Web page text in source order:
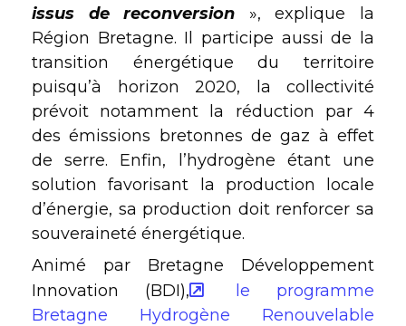
issus de reconversion », explique la
Région Bretagne. Il participe aussi de la
transition énergétique du territoire
puisqu’à horizon 2020, la collectivité
prévoit notamment la réduction par 4
des émissions bretonnes de gaz à effet
de serre. Enfin, l’hydrogène étant une
solution favorisant la production locale
d’énergie, sa production doit renforcer sa
souveraineté énergétique.
Animé par Bretagne Développement
Innovation (BDI),
le programme
Bretagne Hydrogène Renouvelable